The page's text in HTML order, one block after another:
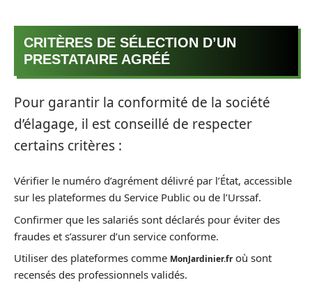
CRITÈRES DE SÉLECTION D’UN
PRESTATAIRE AGRÉÉ
Pour garantir la conformité de la société
d’élagage, il est conseillé de respecter
certains critères :
Vérifier le numéro d’agrément délivré par l’État, accessible
sur les plateformes du Service Public ou de l’Urssaf.
Confirmer que les salariés sont déclarés pour éviter des
fraudes et s’assurer d’un service conforme.
Utiliser des plateformes comme MonJardinier.froù sont
recensés des professionnels validés.